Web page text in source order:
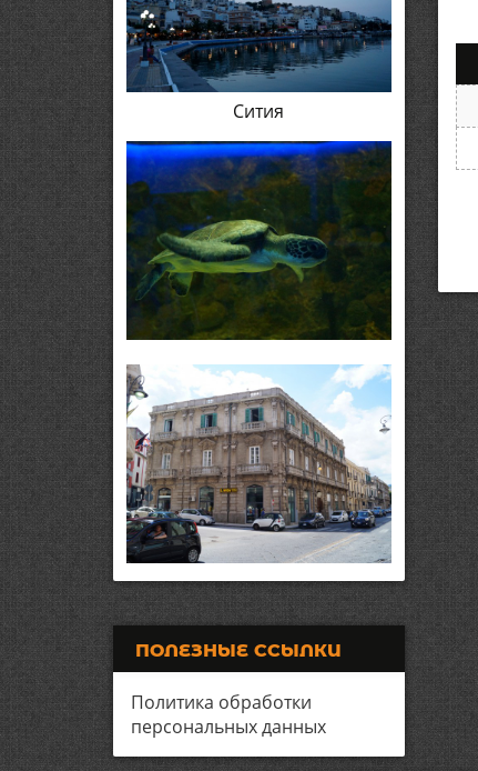
Сития
ПОЛЕЗНЫЕ ССЫЛКИ
Политика обработки
персональных данных